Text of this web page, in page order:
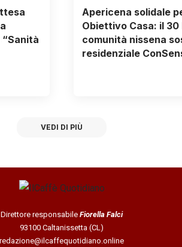
Apericena solidale
Obiettivo Casa: il 30
comunità nissena
residenziale
VEDI DI PIÙ
Direttore responsabile Fiorella Falci
93100 Caltanissetta (CL)
redazione@ilcaffequotidiano.online